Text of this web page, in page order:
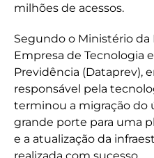
milhões de acessos.
Segundo o Ministério da
Empresa de Tecnologia
Previdência (Dataprev),
responsável pela
terminou a migração
grande porte para uma
e a atualização da